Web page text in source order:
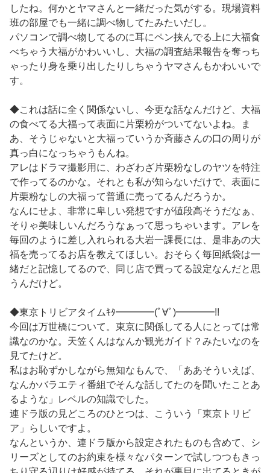
したね。何かとヤマさんと一緒だった気がする。現場資料
班の部屋でも一緒に調べ物してたみたいだし。
パソコンで調べ物してるのに耳にペン挟んでる上に大福食
べちゃう大福がかわいいし、大福の調査結果報告を奪っち
ゃったり身を乗り出したりしちゃうヤマさんもかわいいで
す。
◆これは話に全く関係ないし、今更な話なんだけど、大福
の食べてる大福って表面に片栗粉がついてないよね。ま
あ、そうじゃないと大福っていうか斉藤さんの口の周りが
真っ白になっちゃうもんね。
アレはドラマ撮影用に、わざわざ片栗粉なしのヤツを特注
で作ってるのかな。それとも私が知らないだけで、表面に
片栗粉なしの大福って普通に売ってるんだろうか。
なんにせよ、非常に卑しい発想ですが値段高そうだなぁ、
そりゃ美味しいんだろうなぁって思っちゃいます。アレを
毎回のように差し入れられる大岩一課長には、是非あの大
福を売ってるお店を教えてほしい。おそらく毎回紙袋は一
緒だと記憶してるので、同じ店で買ってる設定なんだと思
うんだけど。
◆東京トリビアタイムｷﾀ━━━━(ﾟ∀ﾟ)━━━━!!
今回は万世橋について。東京に関係してる人にとっては常
識なのかな。天笠くんはなんか観光ガイド？みたいなのを
見てたけど。
私はお恥ずかしながら無知なもんで、「ああそういえば、
なんかバラエティ番組でそんな話してたのを聞いたことあ
るような」レベルの知識でした。
連ドラ版の見どころのひとつは、こういう「東京トリビ
ア」らしいですよ。
なんというか、連ドラ版から設定されたものも含めて、シ
リーズとしてのお約束を様々なパターンで試しつつもきっ